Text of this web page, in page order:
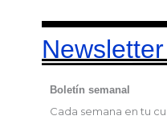
Boletín semanal
Cada semana en tu